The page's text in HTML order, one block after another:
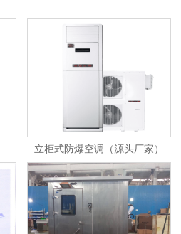
立柜式防爆空调（源头厂家）